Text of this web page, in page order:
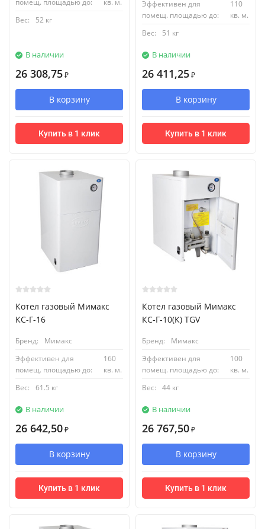
помещ. площадью до:
кв. м.
Вес:
52 кг
В наличии
26 308,75 ₽
В корзину
Купить в 1 клик
Эффективен для
помещ. площадью до:
110
кв. м.
Вес:
51 кг
В наличии
26 411,25 ₽
В корзину
Купить в 1 клик
Котел газовый Мимакс
КС-Г-16
Бренд:
Мимакс
Эффективен для
помещ. площадью до:
160
кв. м.
Вес:
61.5 кг
В наличии
26 642,50 ₽
В корзину
Купить в 1 клик
Котел газовый Мимакс
КС-Г-10(К) TGV
Бренд:
Мимакс
Эффективен для
помещ. площадью до:
100
кв. м.
Вес:
44 кг
В наличии
26 767,50 ₽
В корзину
Купить в 1 клик